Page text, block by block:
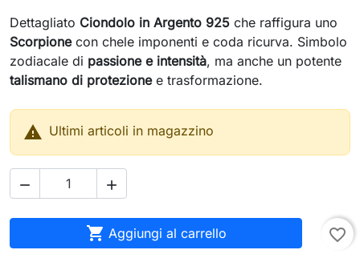
Dettagliato Ciondolo in Argento 925 che raffigura uno
Scorpionecon chele imponenti e coda ricurva. Simbolo
zodiacale di passione e intensità, ma anche un potente
talismano di protezionee trasformazione.
 Ultimi articoli in magazzino
 
 Aggiungi al carrello favorite_border